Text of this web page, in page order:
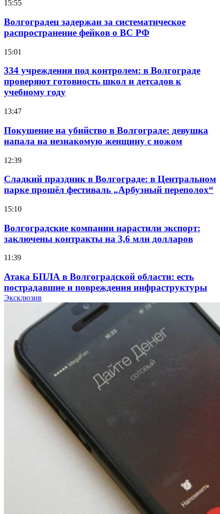
15:55
Волгоградец задержан за систематическое
распространение фейков о ВС РФ
15:01
334 учреждения под контролем: в Волгограде
проверяют готовность школ и детсадов к
учебному году
13:47
Покушение на убийство в Волгограде: девушка
напала на незнакомую женщину с ножом
12:39
Сладкий праздник в Волгограде: в Центральном
парке прошёл фестиваль „Арбузный переполох“
15:10
Волгоградские компании нарастили экспорт:
заключены контракты на 3,6 млн долларов
11:39
Атака БПЛА в Волгоградской области: есть
пострадавшие и повреждения инфраструктуры
Волгоградские вузы в топе зарплатного
рейтинга: ВолгГТУ и ВолгГМУ вошли в топ‑15
для химической отрасли и фармацевтики
18:39
В Красноармейском районе Волгограда стартует
конкурс на ремонт моста через Волго‑Донской
судоходный канал
Фестиваль #ТриЧетыре в Волгограде пройдёт
11–13 сентября в рамках Года единства народов
Эксклюзив